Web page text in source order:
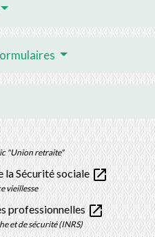
"Union retraite"
la Sécurité socialeopen_in_new
vieillesse
professionnellesopen_in_new
et de sécurité (INRS)